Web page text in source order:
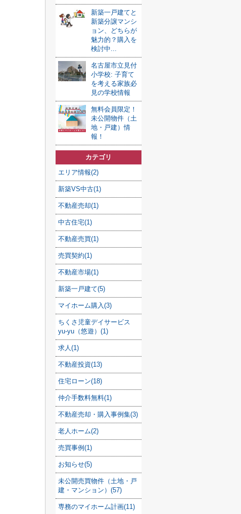
新築一戸建てと
新築分譲マンシ
ョン、どちらが
魅力的？購入を
検討中...
名古屋市立見付
小学校: 子育て
を考える家族必
見の学校情報
無料会員限定！
未公開物件（土
地・戸建）情
報！
カテゴリ
エリア情報(2)
新築VS中古(1)
不動産売却(1)
中古住宅(1)
不動産売買(1)
売買契約(1)
不動産市場(1)
新築一戸建て(5)
マイホーム購入(3)
ちくさ児童デイサービス
yu-yu（悠遊）(1)
求人(1)
不動産投資(13)
住宅ローン(18)
仲介手数料無料(1)
不動産売却・購入事例集(3)
老人ホーム(2)
売買事例(1)
お知らせ(5)
未公開売買物件（土地・戸
建・マンション）(57)
専務のマイホーム計画(11)